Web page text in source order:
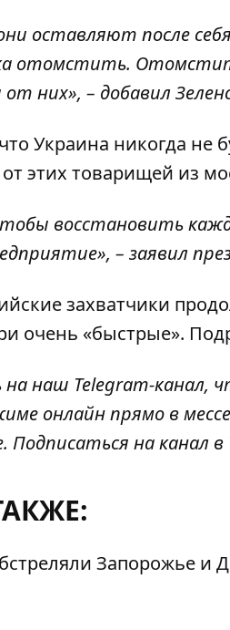
оставляют после
отомстить.
них», – добавил
Украина никогда не
этих товарищей из
восстановить
– заявил
захватчики
очень «быстрые».
на наш Telegram-канал,
онлайн прямо в
. Подписаться на канал
Запорожье и